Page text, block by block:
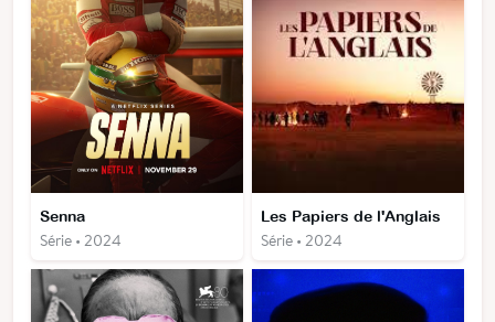
Senna
Série • 2024
Les Papiers de l'Anglais
Série • 2024